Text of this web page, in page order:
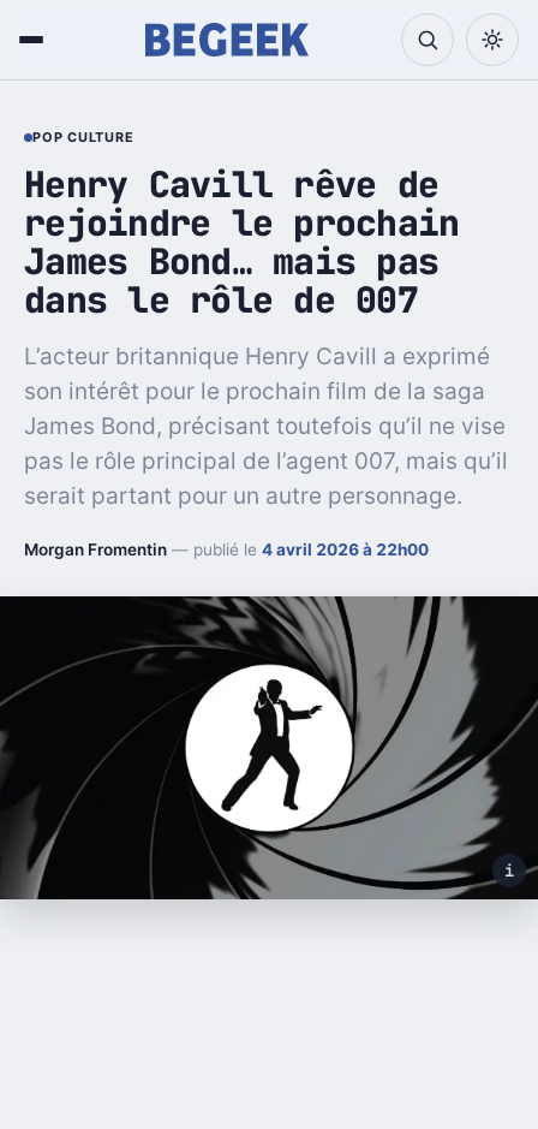
POP CULTURE
Henry Cavill rêve de
rejoindre le prochain
James Bond… mais pas
dans le rôle de 007
L’acteur britannique Henry Cavill a exprimé
son intérêt pour le prochain film de la saga
James Bond, précisant toutefois qu’il ne vise
pas le rôle principal de l’agent 007, mais qu’il
serait partant pour un autre personnage.
Morgan Fromentin — publié le 4 avril 2026 à 22h00
i